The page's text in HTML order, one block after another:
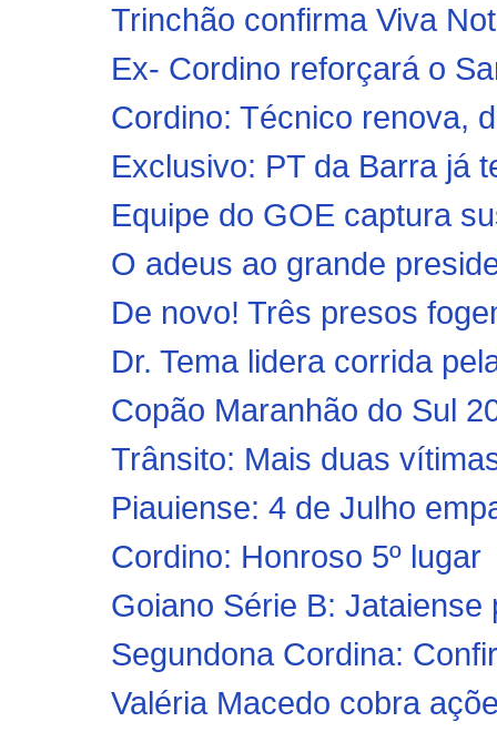
Trinchão confirma Viva
Ex- Cordino reforçará o
Cordino: Técnico renova,
Exclusivo: PT da Barra já
Equipe do GOE captura
O adeus ao grande
De novo! Três presos
Dr. Tema lidera corrida
Copão Maranhão do Sul
Trânsito: Mais duas
Piauiense: 4 de Julho
Cordino: Honroso 5º lugar
Goiano Série B:
Segundona Cordina:
Valéria Macedo cobra